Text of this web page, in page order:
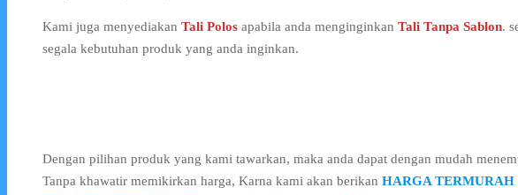
Kami juga menyediakan Tali Polos apabila anda menginginkan Tali Tanpa Sablon.
segala kebutuhan produk yang anda inginkan.
Dengan pilihan produk yang kami tawarkan, maka anda dapat dengan mudah
Tanpa khawatir memikirkan harga, Karna kami akan berikan HARGA TERMURAH